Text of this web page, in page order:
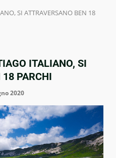
SI ATTRAVERSANO BEN 18
ITALIANO, SI
18 PARCHI
2020